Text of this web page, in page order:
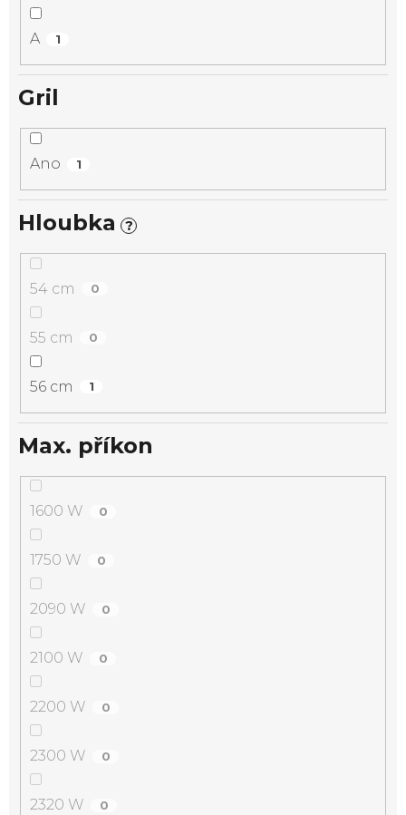
A 1
Gril
Ano 1
Hloubka ?
54 cm 0
55 cm 0
56 cm 1
Max. příkon
1600 W 0
1750 W 0
2090 W 0
2100 W 0
2200 W 0
2300 W 0
2320 W 0